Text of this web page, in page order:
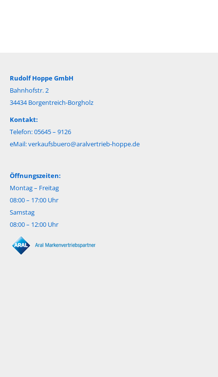
Rudolf Hoppe GmbH
Bahnhofstr. 2
34434 Borgentreich-Borgholz
Kontakt:
Telefon: 05645 – 9126
eMail:verkaufsbuero@aralvertrieb-hoppe.de
Öffnungszeiten:
Montag – Freitag
08:00 – 17:00 Uhr
Samstag
08:00 – 12:00 Uhr